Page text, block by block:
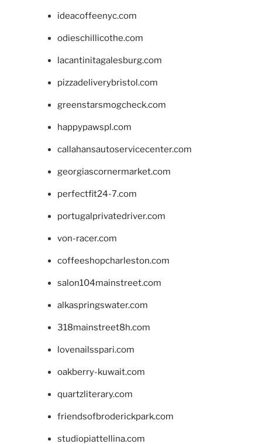
ideacoffeenyc.com
odieschillicothe.com
lacantinitagalesburg.com
pizzadeliverybristol.com
greenstarsmogcheck.com
happypawspl.com
callahansautoservicecenter.com
georgiascornermarket.com
perfectfit24-7.com
portugalprivatedriver.com
von-racer.com
coffeeshopcharleston.com
salon104mainstreet.com
alkaspringswater.com
318mainstreet8h.com
lovenailsspari.com
oakberry-kuwait.com
quartzliterary.com
friendsofbroderickpark.com
studiopiattellina.com